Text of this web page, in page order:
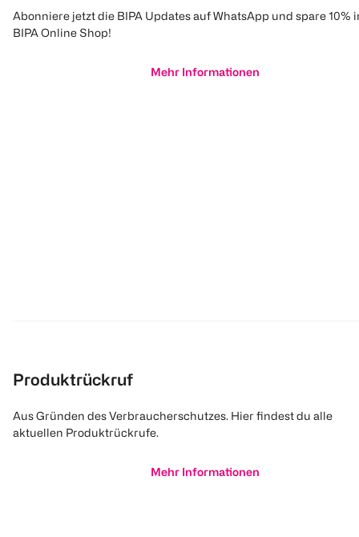
Abonniere jetzt die BIPA Updates auf WhatsApp und spare 10%
BIPA Online Shop!
Mehr Informationen
Produktrückruf
Aus Gründen des Verbraucherschutzes. Hier findest du alle
aktuellen Produktrückrufe.
Mehr Informationen